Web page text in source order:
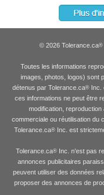
© 2026 Tolerance.ca®
Toutes les informations
images, photos, logos) sont
détenus par Tolerance.ca® Inc.
ces informations ne peut être
modification,
commerciale ou réutilisation du
Tolerance.ca® Inc. est
Tolerance.ca® Inc. n'est pas
annonces publicitaires
peuvent utiliser des données
proposer des annonces de